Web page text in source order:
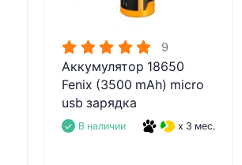
9
Аккумулятор 18650
Fenix (3500 mAh) micro
usb зарядка
В наличии x 3 мес.